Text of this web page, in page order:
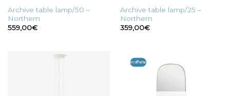
Archive table lamp/50 –
Northern
559,00€
Archive table lamp/25 –
Northern
359,00€
In offerta